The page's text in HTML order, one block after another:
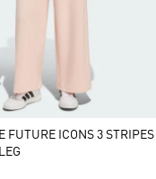
FUTURE ICONS 3 STRIPES